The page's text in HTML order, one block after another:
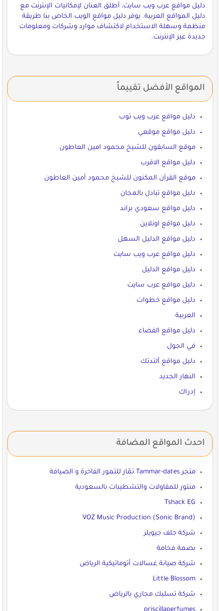
دليل مواقع عرب ويب سايت، أطلق العنان لإمكانيات الإنترنت مع
دليل المواقع العربية. يوفر دليل مواقع الويب الخاص بنا طريقة
منظمة وسهلة الاستخدام لاكتشاف موارد وشركات ومعلومات
جديدة عبر الإنترنت.
المواقع الأفضل تقييماً
دليل مواقع عرب ويب توب
دليل مواقع موقعي
موقع السابقون للشيخ محمود امين العاطون
دليل مواقع الاقرب
موقع القرآن المكنون للشيخ محمود أمين العاطون
دليل مواقع تبادل بالمجان
دليل مواقع سعودي براند
دليل مواقع اونلاين
دليل مواقع الدليل السهل
دليل مواقع عرب ويب سايت
دليل مواقع الدليل
دليل مواقع عرب سايت
دليل مواقع خطوات
العربية
دليل مواقع الفضاء
في الجول
دليل مواقع ألتدتك
النهار الجديد
إدراك
احدث المواقع المضافة
متجر Tammar-dates تمّار للتمور الفاخرة و الضيافة
منتور للمقاولات والتشطيبات بالسعودية
Tshack EG
VOZ Music Production (Sonic Brand)
شركة جلف جيويلز
بصمة فخامة
شركة صيانة غسالات أتوماتيكية الرياض
Little Blossom
شركة تسليك مجاري بالرياض